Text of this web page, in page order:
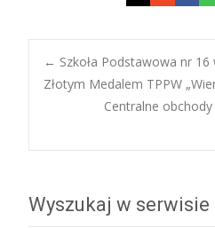
Post
← Szkoła Podstawowa nr
Złotym Medalem TPPW
Centralne
Wyszukaj w serwisie